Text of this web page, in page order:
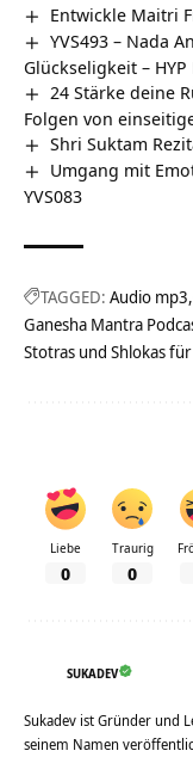
Entwickle Maitri
YVS493 – Nada
Glückseligkeit – HYP
24 Stärke deine
Folgen von
Shri Suktam
Umgang mit
YVS083
TAGGED: Audio mp3
Ganesha Mantra
Stotras und Shlokas
Liebe
0
Traurig
0
SUKADEV
Sukadev ist Gründer und
seinem Namen